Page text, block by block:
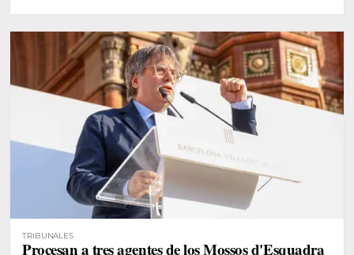
TRIBUNALES
Procesan a tres agentes de los Mossos d'Esquadra